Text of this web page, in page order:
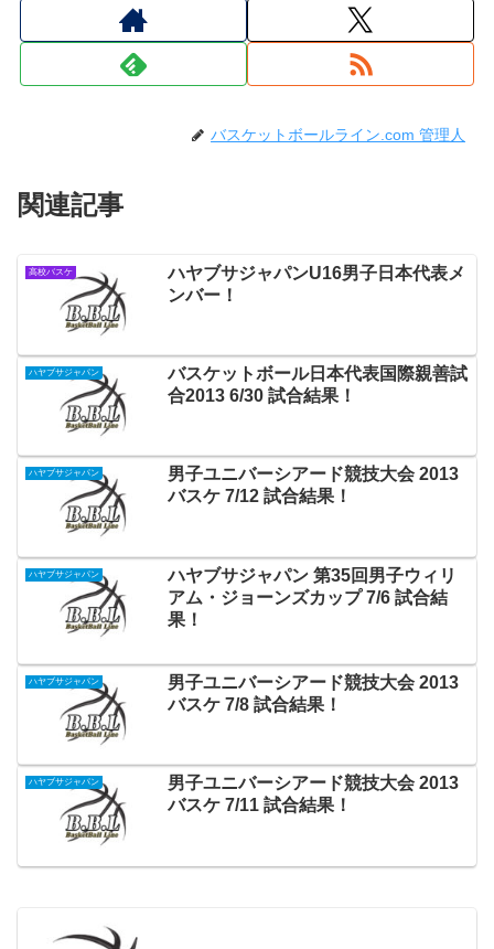
バスケットボールライン.com 管理人
関連記事
高校バスケ
ハヤブサジャパンU16男子日本代表メ
ンバー！
ハヤブサジャパン
バスケットボール日本代表国際親善試
合2013 6/30 試合結果！
ハヤブサジャパン
男子ユニバーシアード競技大会 2013
バスケ 7/12 試合結果！
ハヤブサジャパン
ハヤブサジャパン 第35回男子ウィリ
アム・ジョーンズカップ 7/6 試合結
果！
ハヤブサジャパン
男子ユニバーシアード競技大会 2013
バスケ 7/8 試合結果！
ハヤブサジャパン
男子ユニバーシアード競技大会 2013
バスケ 7/11 試合結果！